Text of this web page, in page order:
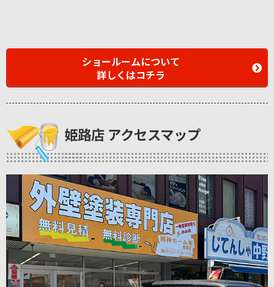
ショールームについて
詳しくはコチラ
姫路店 アクセスマップ